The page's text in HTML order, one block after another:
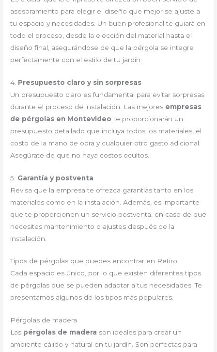
asesoramiento para elegir el diseño que mejor se ajuste a
tu espacio y necesidades. Un buen profesional te guiará en
todo el proceso, desde la elección del material hasta el
diseño final, asegurándose de que la pérgola se integre
perfectamente con el estilo de tu jardín.
4. Presupuesto claro y sin sorpresas
Un presupuesto claro es fundamental para evitar sorpresas
durante el proceso de instalación. Las mejores empresas
de pérgolas en Montevideo te proporcionarán un
presupuesto detallado que incluya todos los materiales, el
costo de la mano de obra y cualquier otro gasto adicional.
Asegúrate de que no haya costos ocultos.
5. Garantía y postventa
Revisa que la empresa te ofrezca garantías tanto en los
materiales como en la instalación. Además, es importante
que te proporcionen un servicio postventa, en caso de que
necesites mantenimiento o ajustes después de la
instalación.
Tipos de pérgolas que puedes encontrar en Retiro
Cada espacio es único, por lo que existen diferentes tipos
de pérgolas que se pueden adaptar a tus necesidades. Te
presentamos algunos de los tipos más populares.
Pérgolas de madera
Las pérgolas de madera son ideales para crear un
ambiente cálido y natural en tu jardín. Son perfectas para